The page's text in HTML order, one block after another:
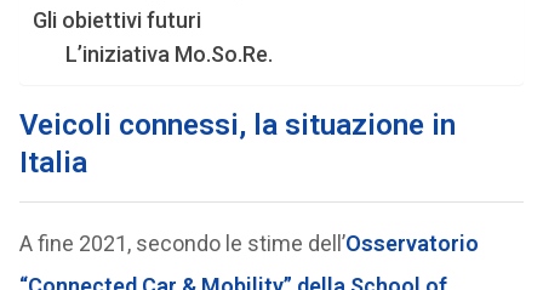
Gli obiettivi futuri
L’iniziativa Mo.So.Re.
Veicoli connessi, la situazione in
Italia
A fine 2021, secondo le stime dell’Osservatorio